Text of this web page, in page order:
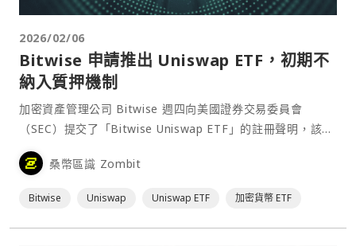
2026/02/06
Bitwise 申請推出 Uniswap ETF，初期不
納入質押機制
加密資產管理公司 Bitwise 週四向美國證券交易委員會
（SEC）提交了「Bitwise Uniswap ETF」的註冊聲明，該基
金將追蹤去中心化交易所 Uniswap 治理代幣 UNI 的價格表
現。⋯桑幣區識 Zombit
Bitwise Uniswap Uniswap ETF 加密貨幣 ETF